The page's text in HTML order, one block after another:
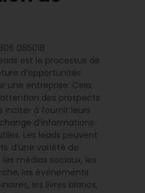
est le processus de
d’opportunités
une entreprise. Cela
des prospects
inciter à fournir leurs
d’informations
Les leads peuvent
d’une variété de
médias sociaux, les
les événements
les livres blancs,